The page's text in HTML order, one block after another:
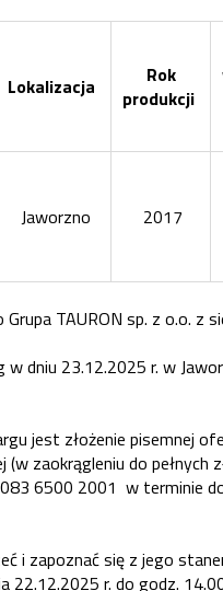
Lokalizacja
Rok
produkcji
Jaworzno 2017
TAURON sp. z o.o. z
dniu 23.12.2025 r. w
jest złożenie pisemnej
(w zaokrągleniu do
6500 2001 w terminie
i zapoznać się z jego
22.12.2025 r. do godz.